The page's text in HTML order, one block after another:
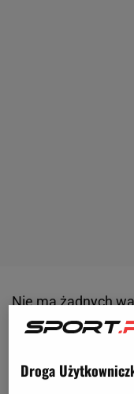
Nie ma żadnych
Białystok
Ebosse, Darko
Droga